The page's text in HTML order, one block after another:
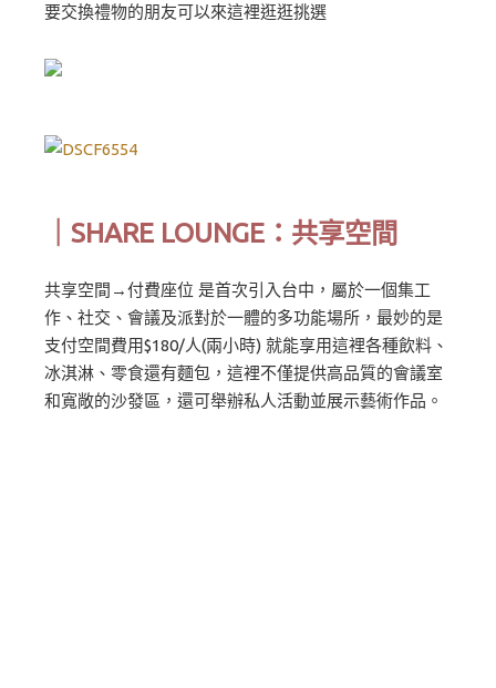
要交換禮物的朋友可以來這裡逛逛挑選
SHARE LOUNGE：共享空間
共享空間→付費座位 是首次引入台中，屬於一個集工
作、社交、會議及派對於一體的多功能場所，最妙的是
支付空間費用$180/人(兩小時) 就能享用這裡各種飲料、
冰淇淋、零食還有麵包，這裡不僅提供高品質的會議室
和寬敞的沙發區，還可舉辦私人活動並展示藝術作品。